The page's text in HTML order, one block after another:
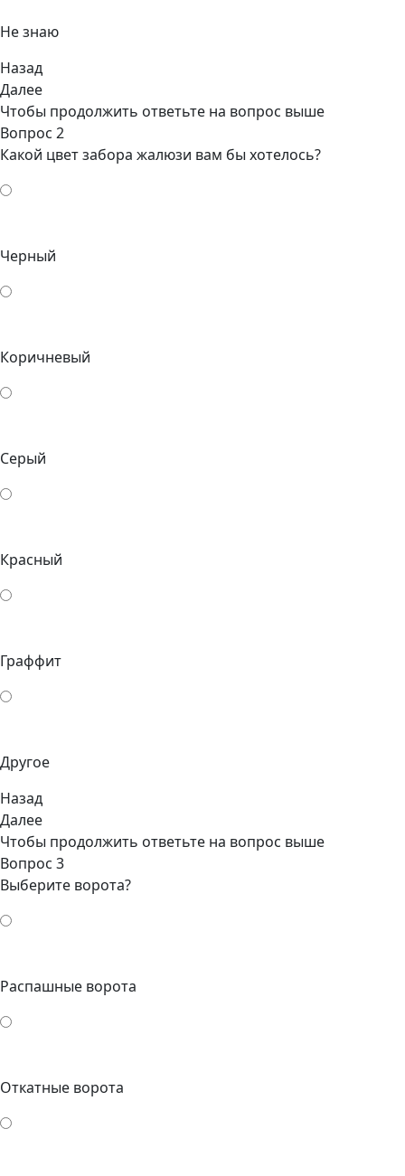
Не знаю
Назад
Далее
Чтобы продолжить ответьте на вопрос выше
Вопрос 2
Какой цвет забора жалюзи вам бы хотелось?
Черный
Коричневый
Серый
Красный
Граффит
Другое
Назад
Далее
Чтобы продолжить ответьте на вопрос выше
Вопрос 3
Выберите ворота?
Распашные ворота
Откатные ворота